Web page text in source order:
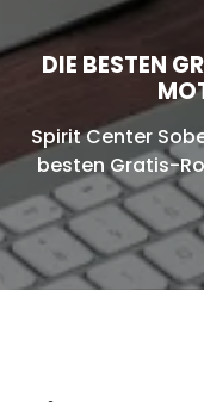
DIE BESTEN
Spirit Center
besten Gratis-